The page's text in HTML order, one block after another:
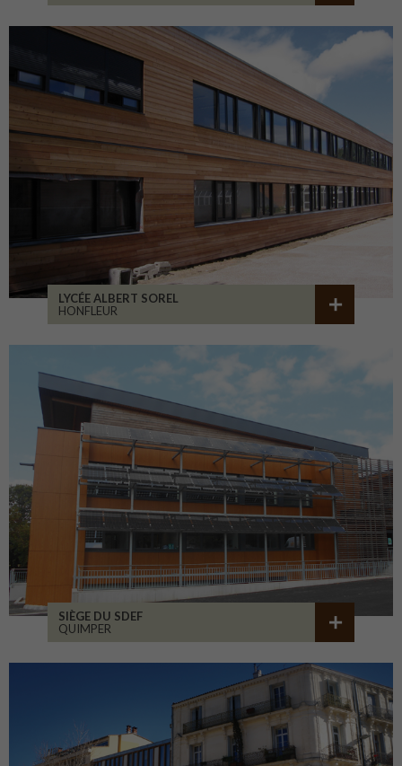
LYCÉE ALBERT SOREL
HONFLEUR
SIÈGE DU SDEF
QUIMPER